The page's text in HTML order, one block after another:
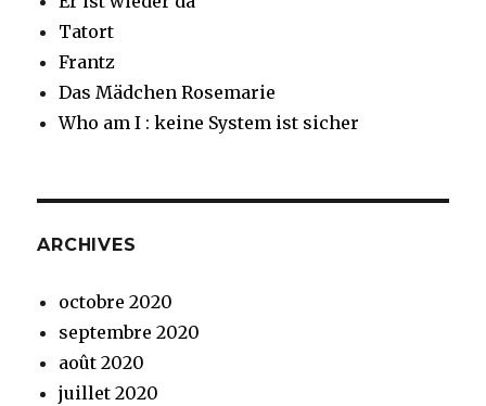
Tatort
Frantz
Das Mädchen Rosemarie
Who am I : keine System ist sicher
ARCHIVES
octobre 2020
septembre 2020
août 2020
juillet 2020